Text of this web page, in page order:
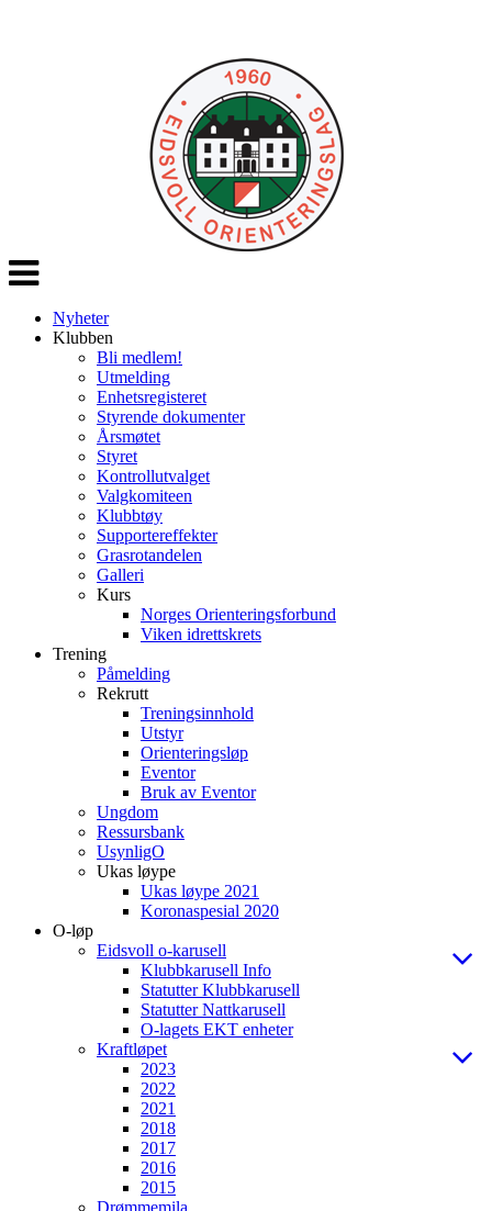
Veksle
navigasjon
Nyheter
Klubben
Bli medlem!
Utmelding
Enhetsregisteret
Styrende dokumenter
Årsmøtet
Styret
Kontrollutvalget
Valgkomiteen
Klubbtøy
Supportereffekter
Grasrotandelen
Galleri
Kurs
Norges Orienteringsforbund
Viken idrettskrets
Trening
Påmelding
Rekrutt
Treningsinnhold
Utstyr
Orienteringsløp
Eventor
Bruk av Eventor
Ungdom
Ressursbank
UsynligO
Ukas løype
Ukas løype 2021
Koronaspesial 2020
O-løp
Eidsvoll o-karusell
Klubbkarusell Info
Statutter Klubbkarusell
Statutter Nattkarusell
O-lagets EKT enheter
Kraftløpet
2023
2022
2021
2018
2017
2016
2015
Drømmemila